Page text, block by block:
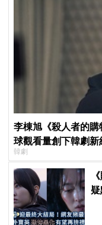
李棟旭《殺人者的
球觀看量創下韓劇新
韓劇